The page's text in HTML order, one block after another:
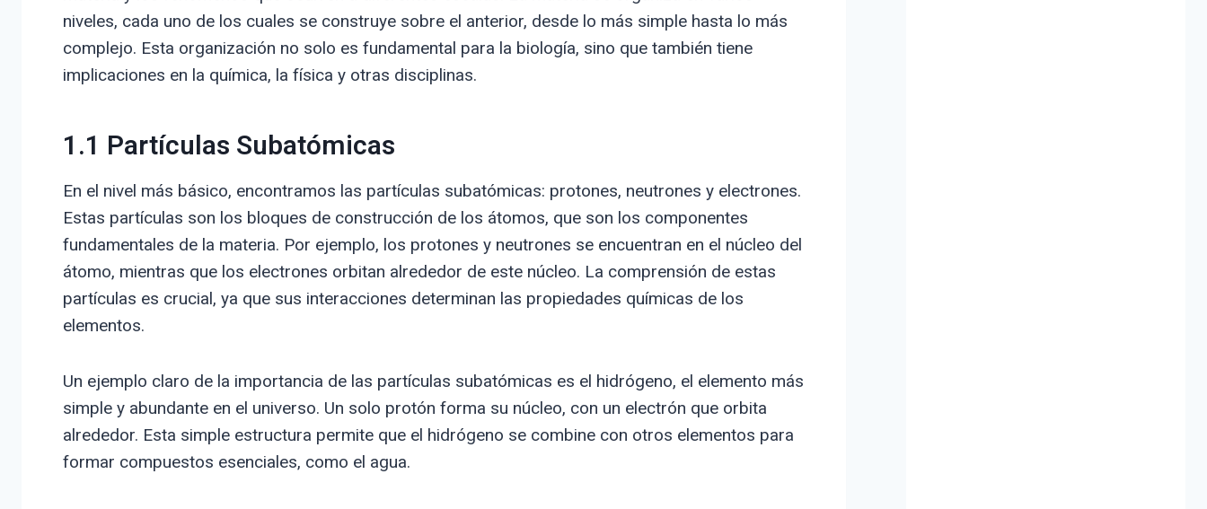
niveles, cada uno de los cuales se construye sobre el anterior, desde lo más simple hasta lo más
complejo. Esta organización no solo es fundamental para la biología, sino que también tiene
implicaciones en la química, la física y otras disciplinas.
1.1 Partículas Subatómicas
En el nivel más básico, encontramos las partículas subatómicas: protones, neutrones y electrones.
Estas partículas son los bloques de construcción de los átomos, que son los componentes
fundamentales de la materia. Por ejemplo, los protones y neutrones se encuentran en el núcleo del
átomo, mientras que los electrones orbitan alrededor de este núcleo. La comprensión de estas
partículas es crucial, ya que sus interacciones determinan las propiedades químicas de los
elementos.
Un ejemplo claro de la importancia de las partículas subatómicas es el hidrógeno, el elemento más
simple y abundante en el universo. Un solo protón forma su núcleo, con un electrón que orbita
alrededor. Esta simple estructura permite que el hidrógeno se combine con otros elementos para
formar compuestos esenciales, como el agua.